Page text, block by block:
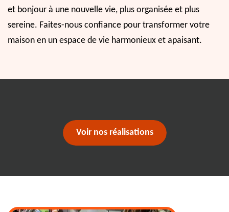
et bonjour à une nouvelle vie, plus organisée et plus
sereine. Faites-nous confiance pour transformer votre
maison en un espace de vie harmonieux et apaisant.
Voir nos réalisations